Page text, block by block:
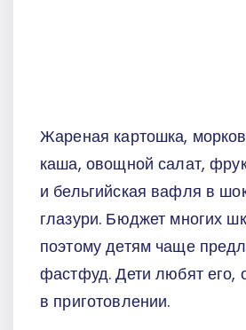
Жареная картошка,
каша, овощной салат,
и бельгийская вафля в
глазури. Бюджет многих
поэтому детям чаще
фастфуд. Дети любят его,
в приготовлении.